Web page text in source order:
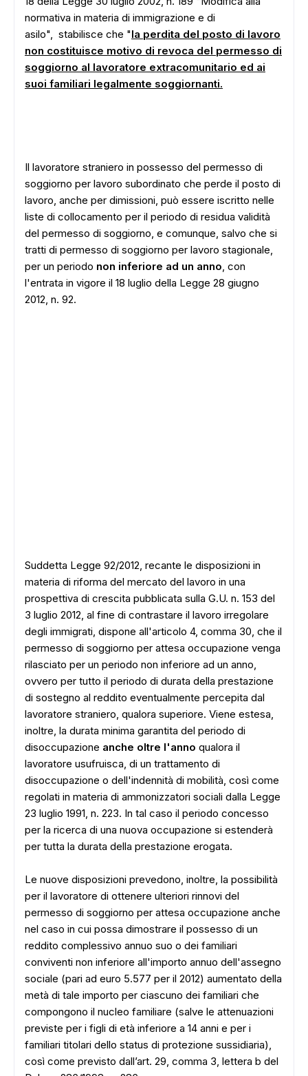
normativa in materia di immigrazione e di
asilo", stabilisce che "la perdita del posto di lavoro
non costituisce motivo di revoca del permesso di
soggiorno al lavoratore extracomunitario ed ai
suoi familiari legalmente soggiornanti.
Il lavoratore straniero in possesso del permesso di
soggiorno per lavoro subordinato che perde il posto di
lavoro, anche per dimissioni, può essere iscritto nelle
liste di collocamento per il periodo di residua validità
del permesso di soggiorno, e comunque, salvo che si
tratti di permesso di soggiorno per lavoro stagionale,
per un periodo non inferiore ad un anno, con
l'entrata in vigore il 18 luglio della Legge 28 giugno
2012, n. 92.
Suddetta Legge 92/2012, recante le disposizioni in
materia di riforma del mercato del lavoro in una
prospettiva di crescita pubblicata sulla G.U. n. 153 del
3 luglio 2012, al fine di contrastare il lavoro irregolare
degli immigrati, dispone all'articolo 4, comma 30, che il
permesso di soggiorno per attesa occupazione venga
rilasciato per un periodo non inferiore ad un anno,
ovvero per tutto il periodo di durata della prestazione
di sostegno al reddito eventualmente percepita dal
lavoratore straniero, qualora superiore. Viene estesa,
inoltre, la durata minima garantita del periodo di
disoccupazione anche oltre l'anno qualora il
lavoratore usufruisca, di un trattamento di
disoccupazione o dell'indennità di mobilità, così come
regolati in materia di ammonizzatori sociali dalla Legge
23 luglio 1991, n. 223. In tal caso il periodo concesso
per la ricerca di una nuova occupazione si estenderà
per tutta la durata della prestazione erogata.
Le nuove disposizioni prevedono, inoltre, la possibilità
per il lavoratore di ottenere ulteriori rinnovi del
permesso di soggiorno per attesa occupazione anche
nel caso in cui possa dimostrare il possesso di un
reddito complessivo annuo suo o dei familiari
conviventi non inferiore all'importo annuo dell'assegno
sociale (pari ad euro 5.577 per il 2012) aumentato della
metà di tale importo per ciascuno dei familiari che
compongono il nucleo familiare (salve le attenuazioni
previste per i figli di età inferiore a 14 anni e per i
familiari titolari dello status di protezione sussidiaria),
così come previsto dall’art. 29, comma 3, lettera b del